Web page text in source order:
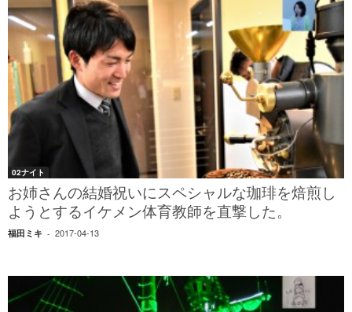
02ナイト
お姉さんの結婚祝いにスペシャルな珈琲を焙煎し
ようとするイケメン体育教師を直撃した。
福田ミキ - 2017-04-13